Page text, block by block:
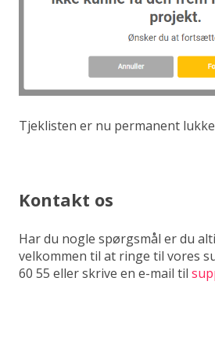
Tjeklisten er nu permanent
Kontakt os
Har du nogle spørgsmål er du
velkommen til at ringe til vores
60 55 eller skrive en e-mail til